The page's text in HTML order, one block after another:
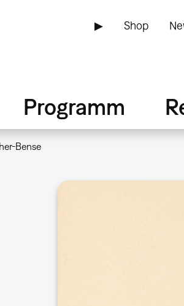
▶ Shop
Programm
Bense